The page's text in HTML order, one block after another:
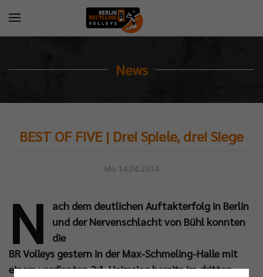
News
BEST OF FIVE | Drei Spiele, drei Siege
Mo 14.04.2014
N
ach dem deutlichen Auftakterfolg in Berlin
und der Nervenschlacht von Bühl konnten
die
BR Volleys gestern in der Max-Schmeling-Halle mit
einem verdienten 3:1-Heimsieg bereits im dritten